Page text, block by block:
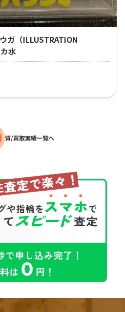
ガ（ILLUSTRATION
水
質/買取実績一覧へ